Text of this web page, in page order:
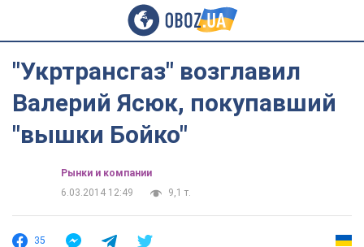
"Укртрансгаз" возглавил
Валерий Ясюк, покупавший
"вышки Бойко"
Рынки и компании
6.03.2014 12:49
9,1 т.
35